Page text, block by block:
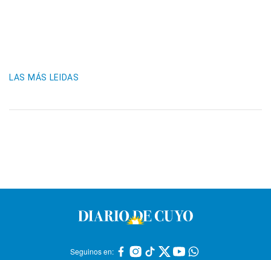
LAS MÁS LEIDAS
Seguinos en: